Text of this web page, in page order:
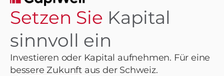
Setzen Sie Kapital
sinnvoll ein
Investieren oder Kapital aufnehmen. Für eine
bessere Zukunft aus der Schweiz.